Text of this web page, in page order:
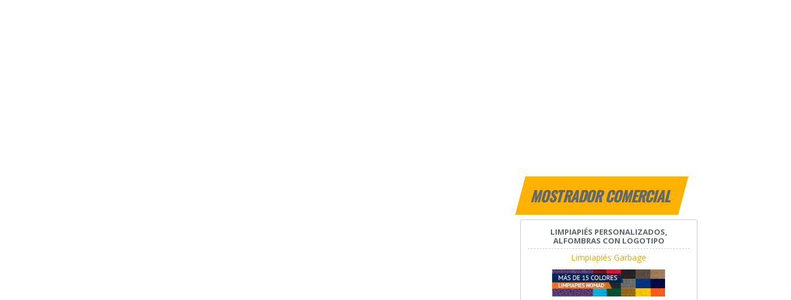
MOSTRADOR COMERCIAL
LIMPIAPIÉS PERSONALIZADOS,
ALFOMBRAS CON LOGOTIPO
Limpiapiés Garbage